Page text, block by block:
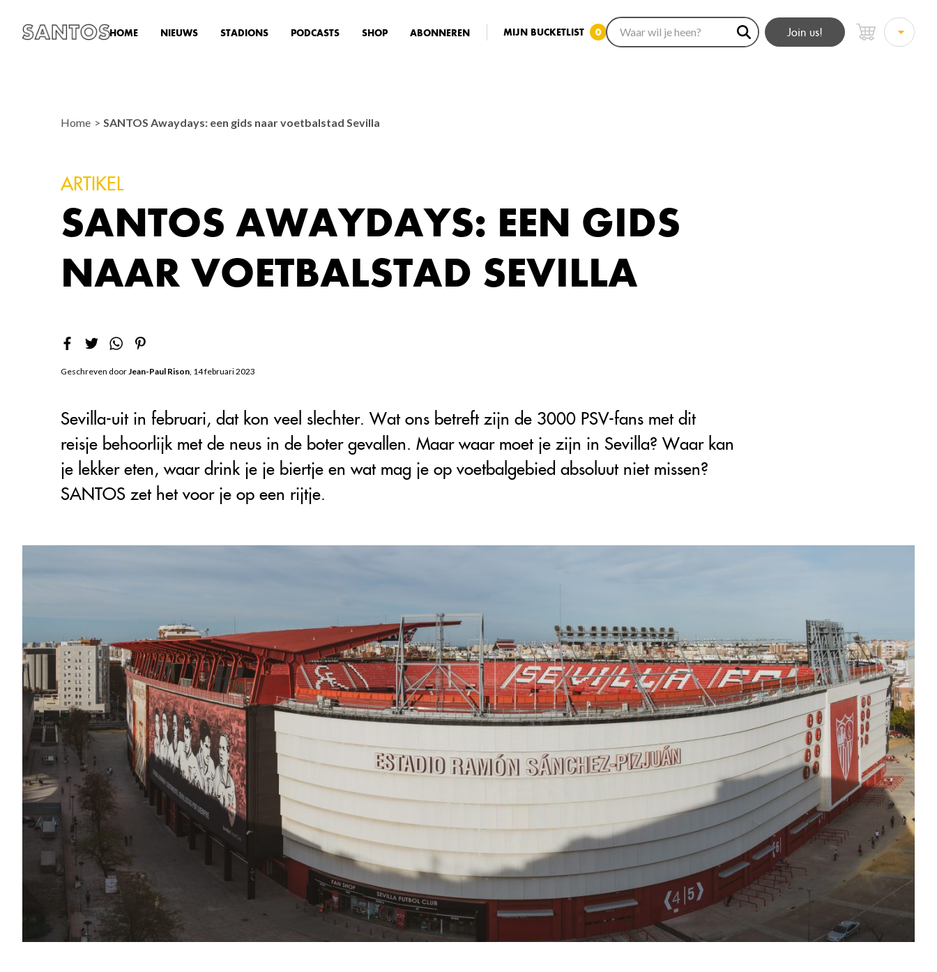
HOME NIEUWS STADIONS PODCASTS SHOP ABONNEREN MIJN BUCKETLIST 0 Join us!
Home SANTOS Awaydays: een gids naar voetbalstad Sevilla
ARTIKEL
SANTOS AWAYDAYS: EEN GIDS
NAAR VOETBALSTAD SEVILLA
Geschreven doorJean-Paul Rison, 14 februari 2023
Sevilla-uit in februari, dat kon veel slechter. Wat ons betreft zijn de 3000 PSV-fans met dit
reisje behoorlijk met de neus in de boter gevallen. Maar waar moet je zijn in Sevilla? Waar kan
je lekker eten, waar drink je je biertje en wat mag je op voetbalgebied absoluut niet missen?
SANTOS zet het voor je op een rijtje.